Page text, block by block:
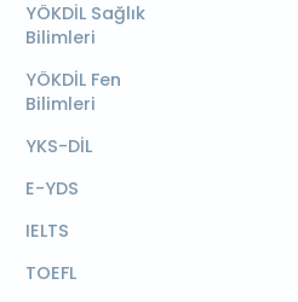
YÖKDİL Sağlık
Bilimleri
YÖKDİL Fen
Bilimleri
YKS-DİL
E-YDS
IELTS
TOEFL